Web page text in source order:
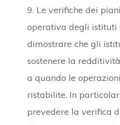
9. Le verifiche dei
operativa degli istituti
dimostrare che gli
sostenere la
a quando le
ristabilite. In
prevedere la verifica